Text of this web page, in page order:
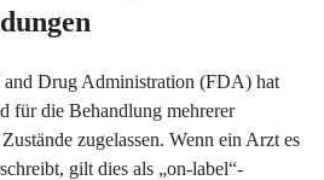
Drug Administration (FDA) hat
für die Behandlung mehrerer
zugelassen. Wenn ein Arzt es
gilt dies als „on-label“-